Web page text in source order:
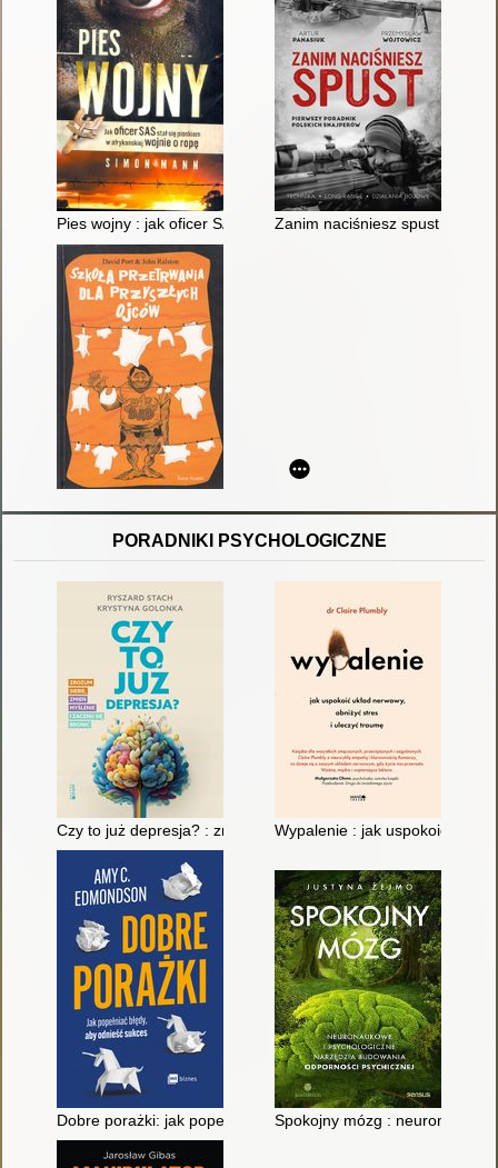
Pies wojny : jak oficer SAS stał się pionkiem w afrykańskiej
Zanim naciśniesz spust :
PORADNIKI PSYCHOLOGICZNE
Czy to już depresja? : zrozum siebie, zmień myślenie i zacznij
Wypalenie : jak uspokoić
Dobre porażki: jak popełniać błędy, aby odnieść sukces
Spokojny mózg :